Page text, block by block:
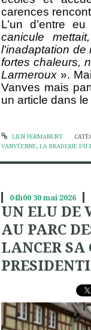
carences
L’un d’entre
canicule
l'inadaptation de
fortes chaleurs,
Larmeroux ».
Vanves mais
un article dans
LIEN PERMANENT
VANVÉENNE, LA BRADERIE DU
04h00 30mai 2026
UN ELU DE
AU PARC
LANCER